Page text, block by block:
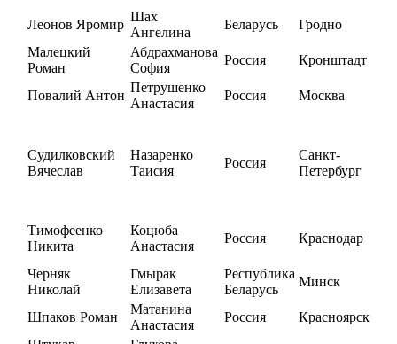
Леонов Яромир
Шах
Ангелина
Беларусь
Гродно
Малецкий
Роман
Абдрахманова
София
Россия Кронштадт
Повалий Антон
Петрушенко
Анастасия
Россия Москва
Судилковский
Вячеслав
Назаренко
Таисия
Россия
Санкт-
Петербург
Тимофеенко
Никита
Коцюба
Анастасия
Россия Краснодар
Черняк
Николай
Гмырак
Елизавета
Республика
Беларусь
Минск
Шпаков Роман
Матанина
Анастасия
Россия
Красноярск